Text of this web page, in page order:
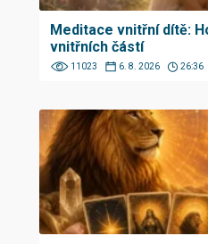
Meditace vnitřní dítě:
vnitřních částí
11023 6. 8. 2026 26:36